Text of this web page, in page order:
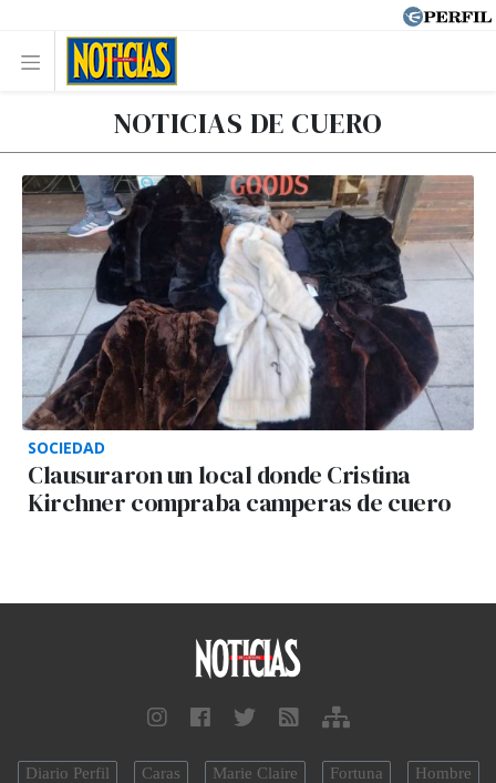
NOTICIAS DE CUERO
SOCIEDAD
Clausuraron un local donde Cristina
Kirchner compraba camperas de cuero
Diario Perfil Caras Marie Claire Fortuna
Hombre